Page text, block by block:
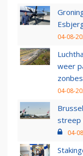
04-08-
weer
04-08-
streep
04-